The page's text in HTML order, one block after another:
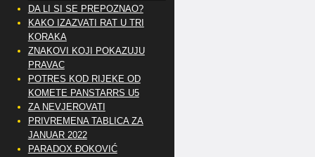
DA LI SI SE PREPOZNAO?
KAKO IZAZVATI RAT U TRI
KORAKA
ZNAKOVI KOJI POKAZUJU
PRAVAC
POTRES KOD RIJEKE OD
KOMETE PANSTARRS U5
ZA NEVJEROVATI
PRIVREMENA TABLICA ZA
JANUAR 2022
PARADOX ĐOKOVIĆ